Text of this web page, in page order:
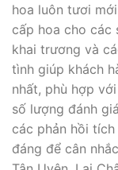
hoa luôn tươi
cấp hoa cho các
khai trương và
tình giúp khách
nhất, phù hợp
số lượng đánh
các phản hồi
đáng để cân